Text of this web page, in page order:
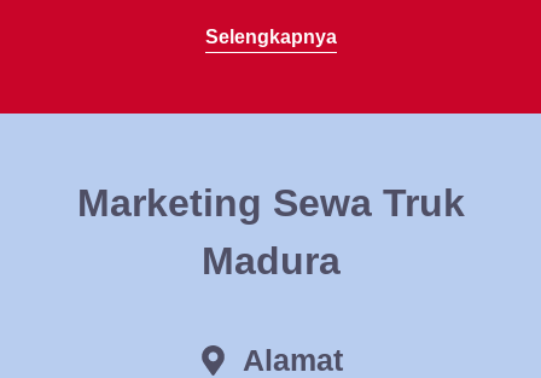
Selengkapnya
Marketing Sewa Truk
Madura
Alamat